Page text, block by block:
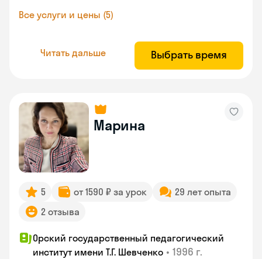
Все услуги и цены (5)
Читать дальше Выбрать время
Марина
5 от 1590 ₽ за урок
29 лет опыта
2 отзыва
Орский государственный педагогический
институт имени Т.Г. Шевченко • 1996 г.